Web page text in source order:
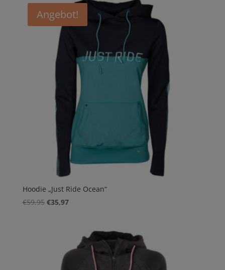
€39,95€23,97.
Angebot!
Hoodie „Just Ride Ocean“
€59,95 Ursprünglicher
€35,97Aktueller
€35,97.